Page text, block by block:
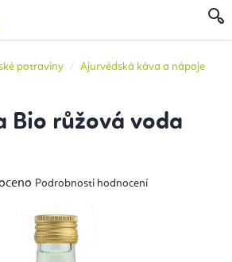
potraviny
Ajurvédská káva a nápoje
Bio růžová voda
Podrobnosti hodnocení